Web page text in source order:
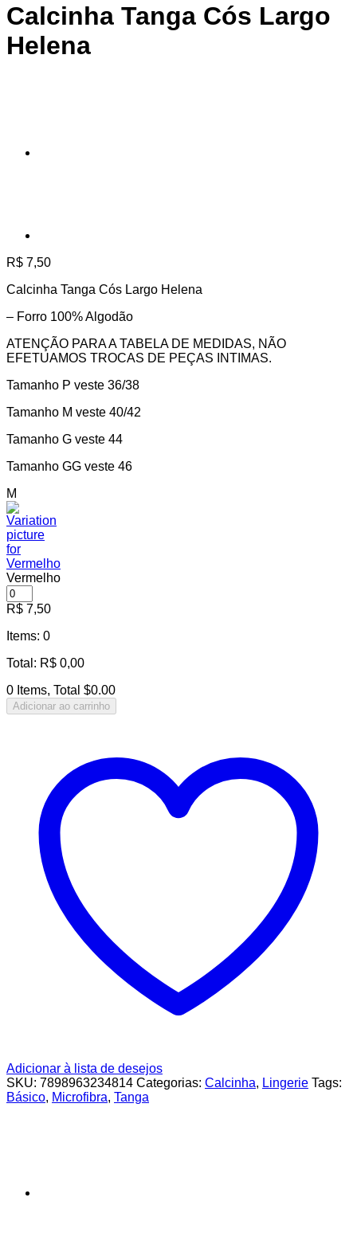
Calcinha Tanga Cós Largo
Helena
R$ 7,50
Calcinha Tanga Cós Largo Helena
– Forro 100% Algodão
ATENÇÃO PARA A TABELA DE MEDIDAS, NÃO
EFETUAMOS TROCAS DE PEÇAS INTIMAS.
Tamanho P veste 36/38
Tamanho M veste 40/42
Tamanho G veste 44
Tamanho GG veste 46
M
Vermelho
R$ 7,50
Items: 0
Total : R$ 0,00
0 Items, Total $0.00
Adicionar ao carrinho
Adicionar à lista de desejos
SKU: 7898963234814 Categorias: Calcinha, Lingerie Tags:
Básico, Microfibra, Tanga